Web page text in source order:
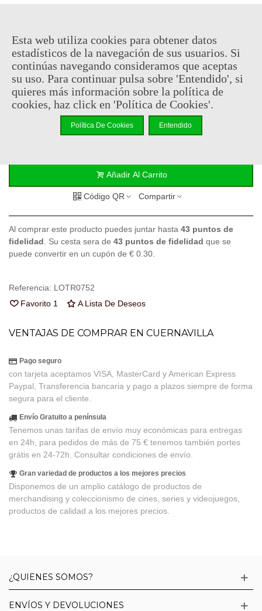
Tamaño de la hoja: 73,5 cm
Peso: 1.4 Kg
86,95 € (impuestos inc.)
Consultar disponibilidad
Añadir Al Carrito
Código QR Compartir
Al comprar este producto puedes juntar hasta 43 puntos de
fidelidad . Su cesta sera de 43 puntos de fidelidad que se
puede convertir en un cupón de € 0.30
Referencia: LOTR0752
Favorito 1 A Lista De Deseos
VENTAJAS DE COMPRAR EN CUERNAVILLA
Pago seguro
con tarjeta aceptamos VISA, MasterCard y American Express
Paypal, Transferencia bancaria y pago a plazos siempre de forma
segura para el cliente.
Envío Gratuito a península
Tenemos unas tarifas de envío muy económicas para entregas
en 24h, para pedidos de más de 75 € tenemos también portes
grátis en 24-72h. Consultar condiciones de envío.
Gran variedad de productos a los mejores precios
Disponemos de un amplio catálogo de productos de
merchandising y coleccionismo de cines, series y videojuegos,
productos de calidad a los mejores precios.
¿QUIENES SOMOS?
ENVÍOS Y DEVOLUCIONES
Esta web utiliza cookies para obtener datos
estadísticos de la navegación de sus usuarios. Si
continúas navegando consideramos que aceptas
su uso. Para continuar pulsa sobre 'Entendido', si
quieres más información sobre la política de
cookies, haz click en 'Política de Cookies'.
Política De Cookies Entendido